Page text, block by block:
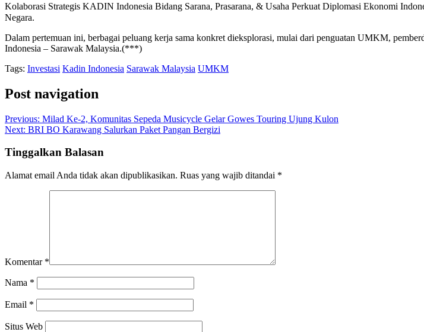
Kolaborasi Strategis KADIN Indonesia Bidang Sarana, Prasarana, & Usaha Perkuat Diplomasi Ekonomi
Negara.
Dalam pertemuan ini, berbagai peluang kerja sama konkret dieksplorasi, mulai dari penguatan UMKM,
Indonesia – Sarawak Malaysia.(***)
Tags: Investasi Kadin Indonesia Sarawak Malaysia UMKM
Post navigation
Previous: Milad Ke-2, Komunitas Sepeda Musicycle Gelar Gowes Touring Ujung Kulon
Next: BRI BO Karawang Salurkan Paket Pangan Bergizi
Tinggalkan Balasan
Alamat email Anda tidak akan dipublikasikan. Ruas yang wajib ditandai *
Komentar *
Nama *
Email *
Situs Web